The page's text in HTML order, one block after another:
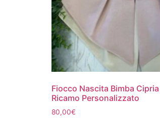
Fiocco Nascita Bimba
Ricamo Personalizzato
80,00€